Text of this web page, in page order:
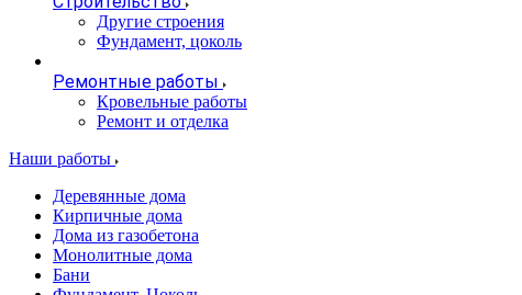
Другие строения
Фундамент, цоколь
Ремонтные работы
Кровельные работы
Ремонт и отделка
Наши работы
Деревянные дома
Кирпичные дома
Дома из газобетона
Монолитные дома
Бани